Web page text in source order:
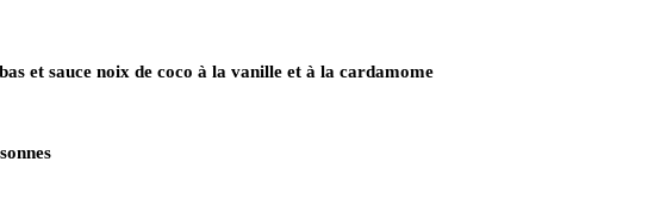
et sauce noix de coco à la vanille et à la cardamome